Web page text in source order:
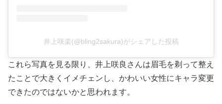
井上咲楽(@bling2sakura)がシェアした投稿
これら写真を見る限り、井上咲良さんは眉毛を剃って整え
たことで大きくイメチェンし、かわいい女性にキャラ変更
できたのではないかと思われます。